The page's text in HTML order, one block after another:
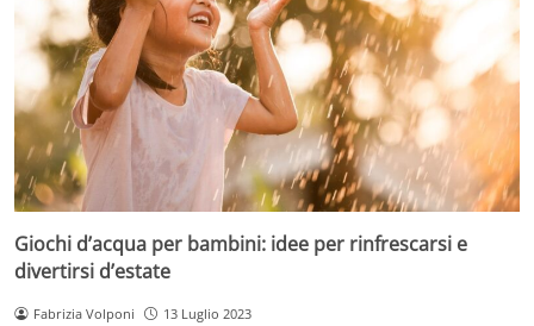
Giochi d’acqua per bambini: idee per rinfrescarsi e
divertirsi d’estate
Fabrizia Volponi 13 Luglio 2023